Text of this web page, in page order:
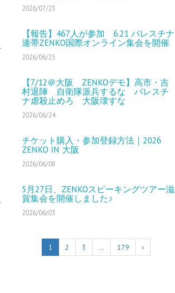
2026/07/23
【報告】467人が参加 6.21 パレスチナ
連帯ZENKO国際オンライン集会を開催
2026/06/25
【7/12＠大阪 ZENKOデモ】高市・吉
村退陣 自衛隊派兵するな パレスチ
ナ虐殺止めろ 大阪壊すな
2026/06/24
チケット購入・参加登録方法｜2026
ZENKO IN 大阪
2026/06/08
5月27日、ZENKOスピーキングツアー滋
賀集会を開催しました♪
2026/06/03
1 2 3 … 179 ›